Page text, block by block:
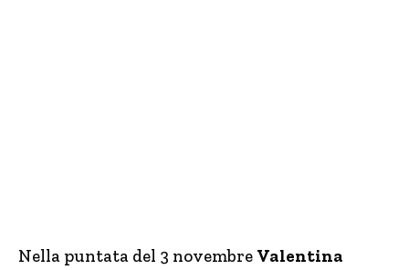
Nella puntata del 3 novembre Valentina